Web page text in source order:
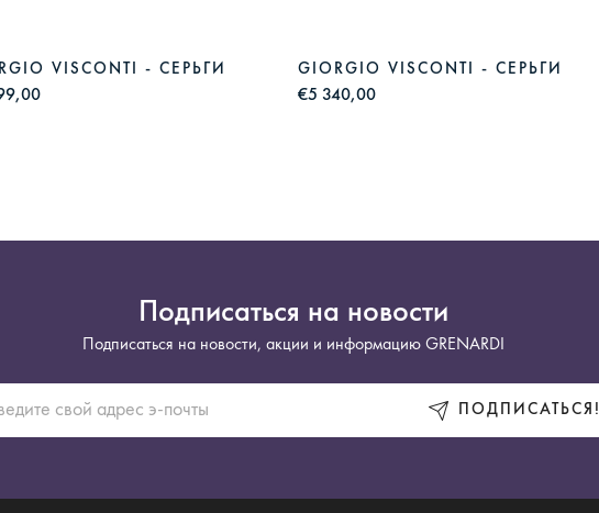
VISCONTI - СЕРЬГИ GIORGIO VISCONTI - СЕРЬГИ
€5 340,00
Подписаться на новости
Подписаться на новости, акции и информацию GRENARDI
ПОДПИСАТЬСЯ!